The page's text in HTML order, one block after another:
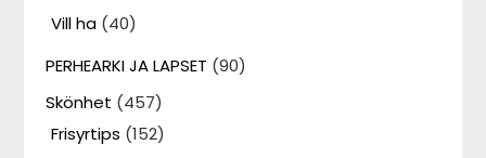
Vill ha (40)
PERHEARKI JA LAPSET (90)
Skönhet (457)
Frisyrtips (152)